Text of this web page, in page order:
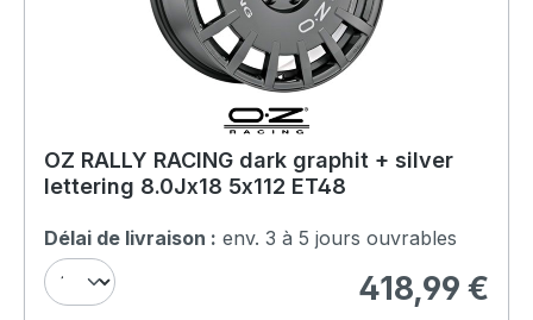
OZ RALLY RACING dark graphit + silver
lettering 8.0Jx18 5x112 ET48
Délai de livraison : env. 3 à 5 jours ouvrables
Prix régulier :
418,99 €